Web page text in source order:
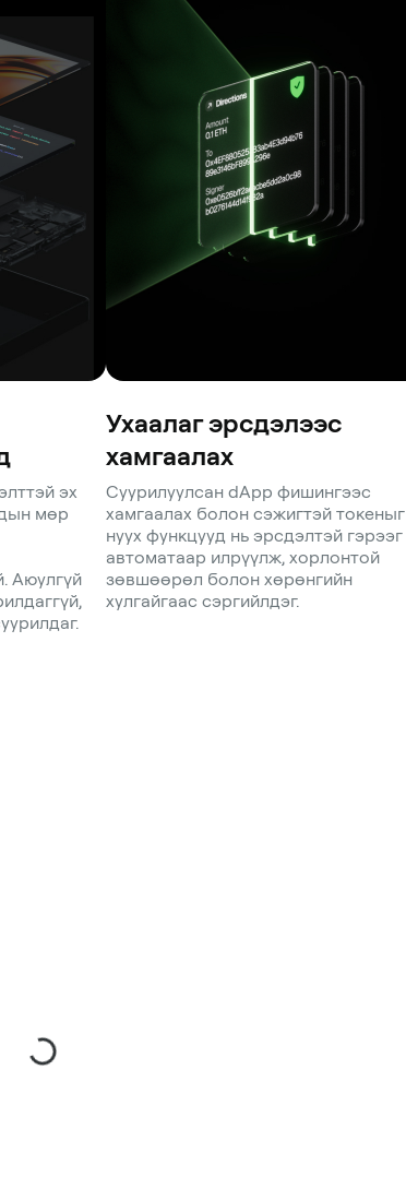
эх
мөр
Аюулгүй
Ухаалаг эрсдэлээс
хамгаалах
Суурилуулсан dApp фишингээс
хамгаалах болон сэжигтэй токеныг
нуух функцууд нь эрсдэлтэй гэрээг
автоматаар илрүүлж, хорлонтой
зөвшөөрөл болон хөрөнгийн
хулгайгаас сэргийлдэг.